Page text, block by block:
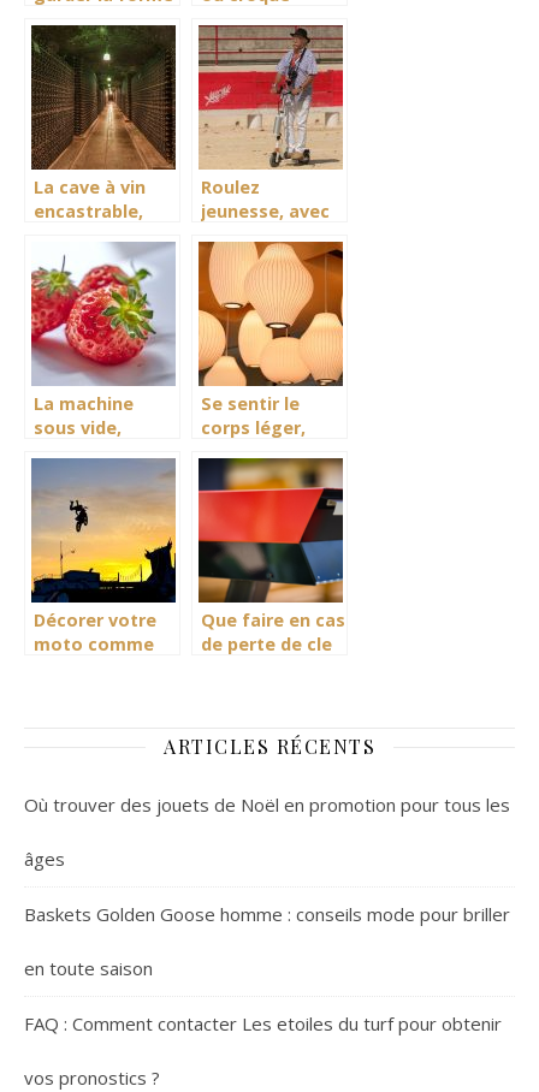
chaussures de
ville?
quels sont les
plus faciles à
réaliser ?
La cave à vin
encastrable,
vin au frais
Roulez
jeunesse, avec
électrique
La machine
sous vide,
frais
Se sentir le
corps léger,
luminothérapie
Décorer votre
moto comme
Que faire en cas
de perte de cle
lettres ?
ARTICLES RÉCENTS
Où trouver des jouets de Noël en promotion pour tous les
âges
Baskets Golden Goose homme : conseils mode pour briller
en toute saison
FAQ : Comment contacter Les etoiles du turf pour obtenir
vos pronostics ?